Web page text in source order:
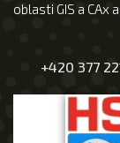
oblasti GIS a CAx
+420 377